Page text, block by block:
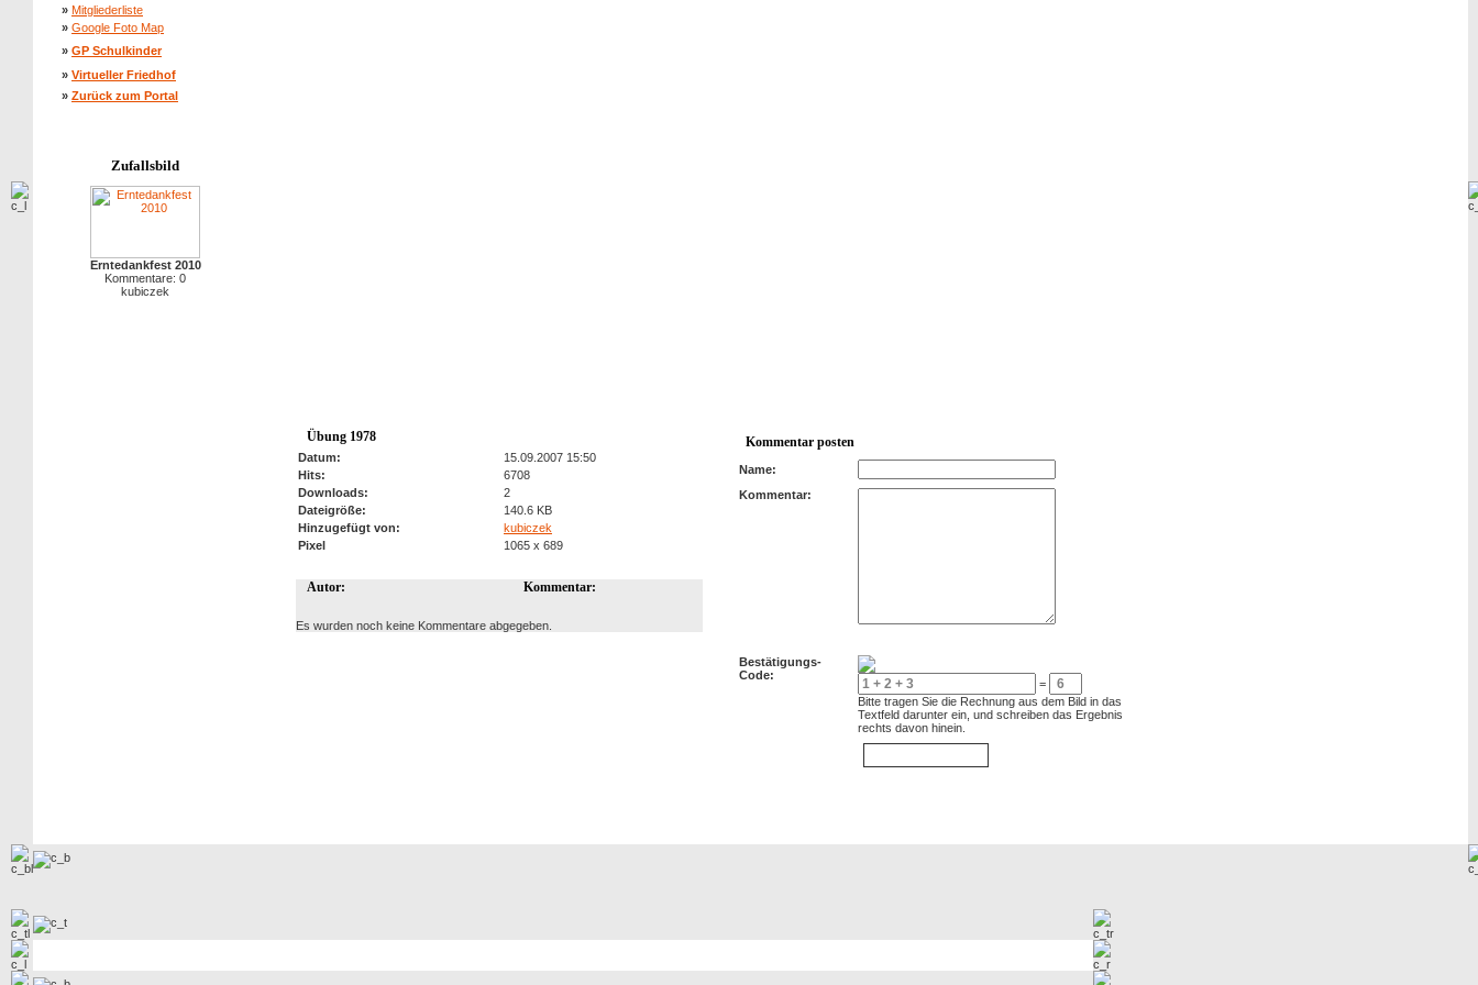
» Mitgliederliste
» Google Foto Map
» GP Schulkinder
» Virtueller Friedhof
» Zurück zum Portal
Zufallsbild
Erntedankfest 2010
Kommentare: 0
kubiczek
Übung 1978
Datum:
15.09.2007 15:50
Hits:
6708
Downloads:
2
Dateigröße:
140.6 KB
Hinzugefügt von:
kubiczek
Pixel
1065 x 689
Autor: Kommentar:
Es wurden noch keine Kommentare abgegeben.
Kommentar posten
Name:
Kommentar:
Bestätigungs-
Code:
=
Bitte tragen Sie die Rechnung aus dem Bild in das
Textfeld darunter ein, und schreiben das Ergebnis
rechts davon hinein.